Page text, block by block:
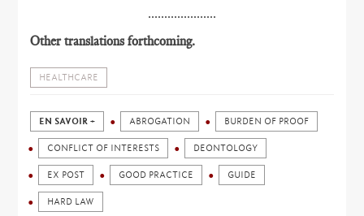
.....................
Other translations forthcoming.
HEALTHCARE
EN SAVOIR + ABROGATION BURDEN OF PROOF
CONFLICT OF INTERESTS DEONTOLOGY
EX POST GOOD PRACTICE GUIDE
HARD LAW